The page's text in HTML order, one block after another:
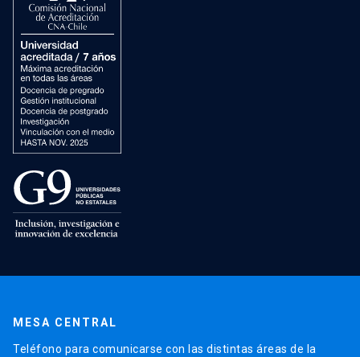
MESA CENTRAL
Teléfono para comunicarse con las distintas áreas de la